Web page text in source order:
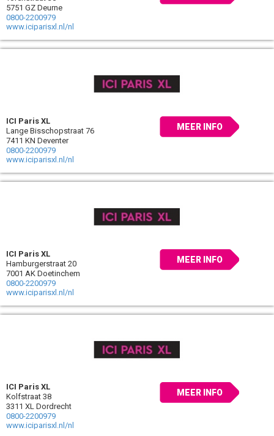
5751 GZ Deurne
0800-2200979
www.iciparisxl.nl/nl
ICI Paris XL
Lange Bisschopstraat 76
7411 KN Deventer
0800-2200979
www.iciparisxl.nl/nl
MEER INFO
ICI Paris XL
Hamburgerstraat 20
7001 AK Doetinchem
0800-2200979
www.iciparisxl.nl/nl
MEER INFO
ICI Paris XL
Kolfstraat 38
3311 XL Dordrecht
0800-2200979
www.iciparisxl.nl/nl
MEER INFO